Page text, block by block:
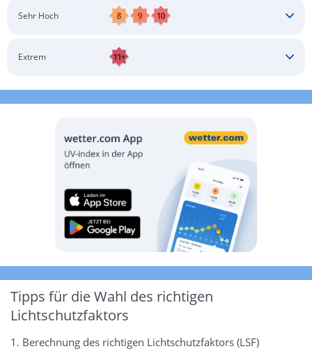
Langärmlige Bekleidung
Sonnenbrille
Sehr Hoch
Langärmlige Bekleidung
Extrem
Tipps für die Wahl des richtigen
Lichtschutzfaktors
1. Berechnung des richtigen Lichtschutzfaktors (LSF)